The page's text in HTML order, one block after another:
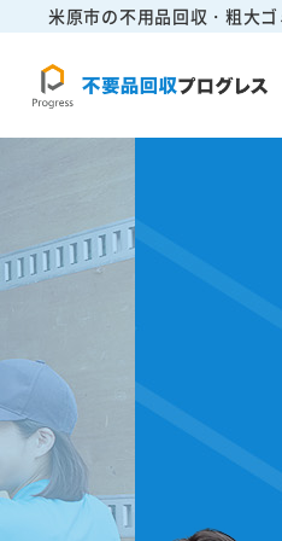
米原市の不用品回収・粗大